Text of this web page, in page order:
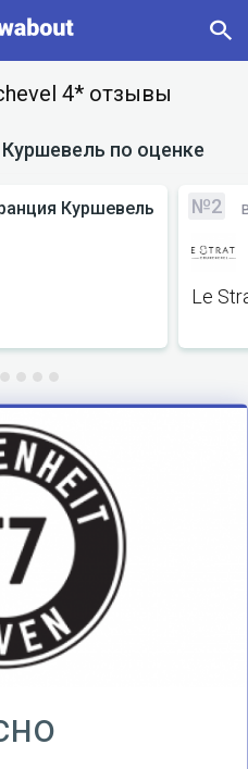
4* отзывы
по оценке
Куршевель №2
Le